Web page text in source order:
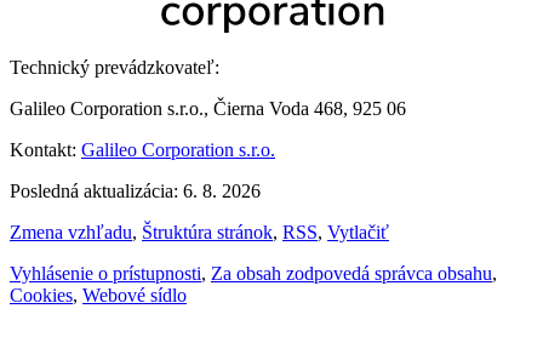
Technický prevádzkovateľ:
Galileo Corporation s.r.o., Čierna Voda 468, 925 06
Kontakt: Galileo Corporation s.r.o.
Posledná aktualizácia: 6. 8. 2026
Zmena vzhľadu, Štruktúra stránok, RSS, Vytlačiť
Vyhlásenie o prístupnosti, Za obsah zodpovedá správca obsahu,
Cookies, Webové sídlo